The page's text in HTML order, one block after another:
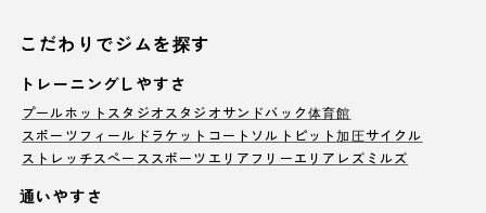
こだわりでジムを探す
トレーニングしやすさ
プールホットスタジオ スタジオサンドバック体育館
スポーツフィールド ラケットコート ソルトピット加圧サイクル
ストレッチスペース スポーツエリア フリーエリア レズミルズ
通いやすさ